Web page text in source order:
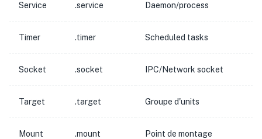
Service .service Daemon/process
Timer .timer Scheduled tasks
Socket .socket IPC/Network socket
Target .target Groupe d'units
Mount .mount Point de montage